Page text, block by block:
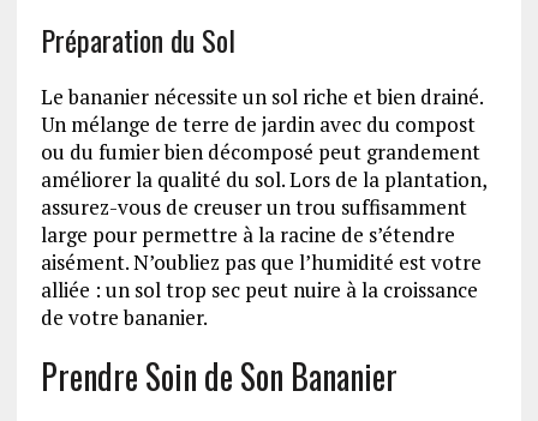
Préparation du Sol
Le bananier nécessite un sol riche et bien drainé.
Un mélange de terre de jardin avec du compost
ou du fumier bien décomposé peut grandement
améliorer la qualité du sol. Lors de la plantation,
assurez-vous de creuser un trou suffisamment
large pour permettre à la racine de s’étendre
aisément. N’oubliez pas que l’humidité est votre
alliée : un sol trop sec peut nuire à la croissance
de votre bananier.
Prendre Soin de Son Bananier